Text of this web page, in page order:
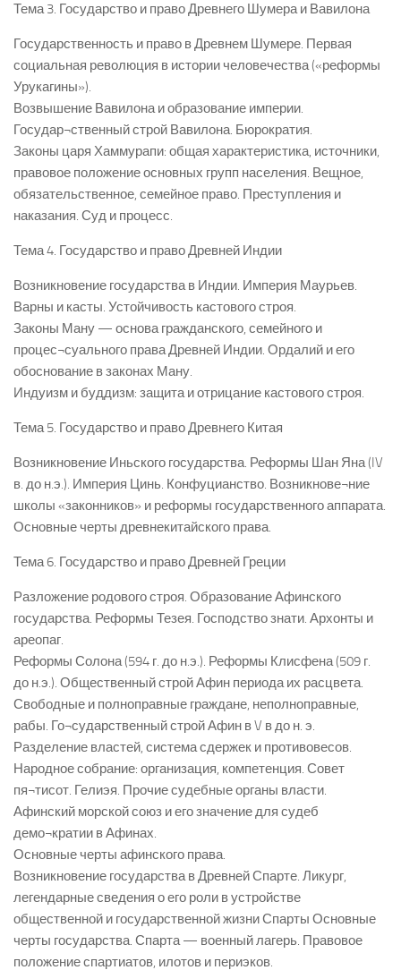
Тема 3. Государство и право Древнего Шумера и Вавилона
Государственность и право в Древнем Шумере. Первая
социальная революция в истории человечества («реформы
Урукагины»).
Возвышение Вавилона и образование империи.
Государ¬ственный строй Вавилона. Бюрократия.
Законы царя Хаммурапи: общая характеристика, источники,
правовое положение основных групп населения. Вещное,
обязательственное, семейное право. Преступления и
наказания. Суд и процесс.
Тема 4. Государство и право Древней Индии
Возникновение государства в Индии. Империя Маурьев.
Варны и касты. Устойчивость кастового строя.
Законы Ману — основа гражданского, семейного и
процес¬суального права Древней Индии. Ордалий и его
обоснование в законах Ману.
Индуизм и буддизм: защита и отрицание кастового строя.
Тема 5. Государство и право Древнего Китая
Возникновение Иньского государства. Реформы Шан Яна (IV
в. до н.э.). Империя Цинь. Конфуцианство. Возникнове¬ние
школы «законников» и реформы государственного аппарата.
Основные черты древнекитайского права.
Тема 6. Государство и право Древней Греции
Разложение родового строя. Образование Афинского
государства. Реформы Тезея. Господство знати. Архонты и
ареопаг.
Реформы Солона (594 г. до н.э.). Реформы Клисфена (509 г.
до н.э.). Общественный строй Афин периода их расцвета.
Свободные и полноправные граждане, неполноправные,
рабы. Го¬сударственный строй Афин в V в до н. э.
Разделение властей, система сдержек и противовесов.
Народное собрание: организация, компетенция. Совет
пя¬тисот. Гелиэя. Прочие судебные органы власти.
Афинский морской союз и его значение для судеб
демо¬кратии в Афинах.
Основные черты афинского права.
Возникновение государства в Древней Спарте. Ликург,
легендарные сведения о его роли в устройстве
общественной и государственной жизни Спарты Основные
черты государства. Спарта — военный лагерь. Правовое
положение спартиатов, илотов и периэков.